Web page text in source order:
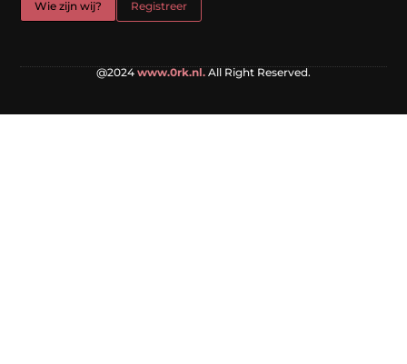
Wie zijn wij? Registreer
@2024 www.0rk.nl. All Right Reserved.